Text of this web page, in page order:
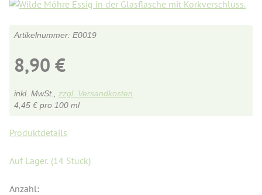
E0019
8,90 €
inkl. MwSt., zzgl. Versandkosten
4,45 € pro 100 ml
Produktdetails
Auf Lager. (14 Stück)
Anzahl: